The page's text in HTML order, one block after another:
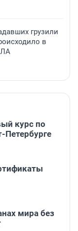
грузили
в
курс по
Петербурге
мира без